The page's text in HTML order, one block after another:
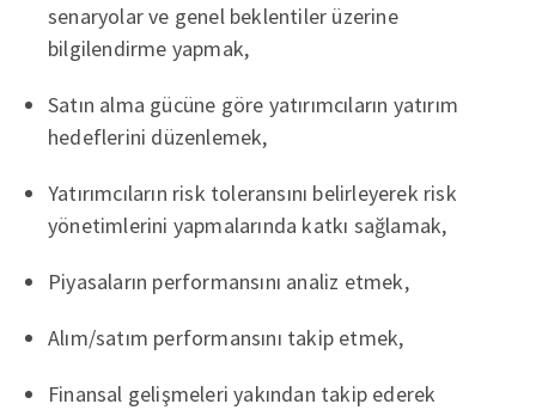
senaryolar ve genel beklentiler üzerine
bilgilendirme yapmak,
Satın alma gücüne göre yatırımcıların yatırım
hedeflerini düzenlemek,
Yatırımcıların risk toleransını belirleyerek risk
yönetimlerini yapmalarında katkı sağlamak,
Piyasaların performansını analiz etmek,
Alım/satım performansını takip etmek,
Finansal gelişmeleri yakından takip ederek